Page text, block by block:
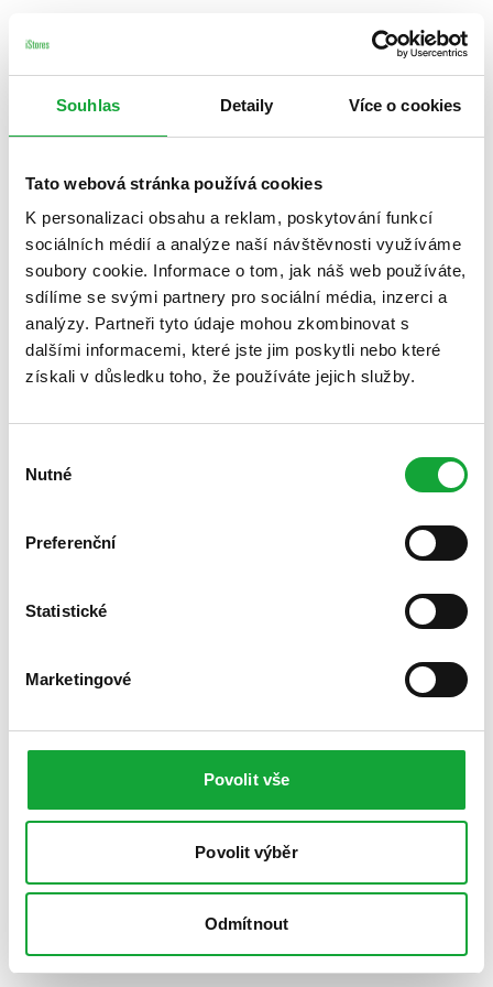
Souhlas Detaily Více o cookies
Tato webová stránka používá cookies
K personalizaci obsahu a reklam, poskytování funkcí
sociálních médií a analýze naší návštěvnosti využíváme
soubory cookie. Informace o tom, jak náš web používáte,
sdílíme se svými partnery pro sociální média, inzerci a
analýzy. Partneři tyto údaje mohou zkombinovat s
dalšími informacemi, které jste jim poskytli nebo které
získali v důsledku toho, že používáte jejich služby.
souhlasu
Nutné
Preferenční
Statistické
Marketingové
Povolit vše
Povolit výběr
Odmítnout